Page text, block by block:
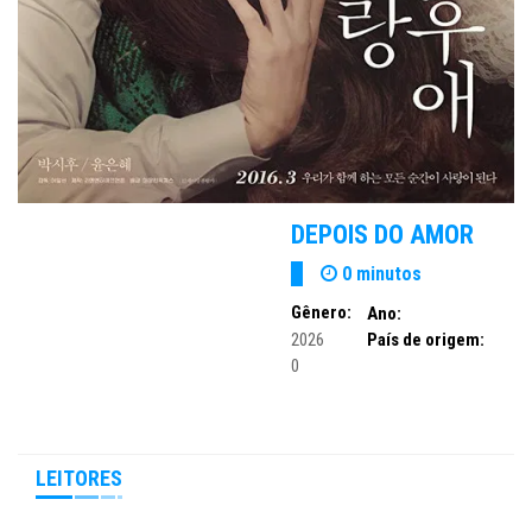
DEPOIS DO AMOR
0 minutos
Gênero:
Ano:
2026
País de origem:
0
LEITORES